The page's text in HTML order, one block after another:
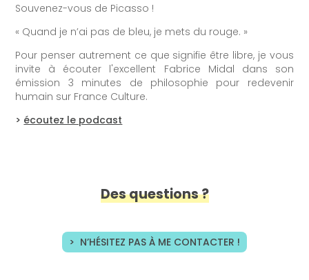
Souvenez-vous de Picasso !
« Quand je n’ai pas de bleu, je mets du rouge. »
Pour penser autrement ce que signifie être libre, je vous
invite à écouter l'excellent Fabrice Midal dans son
émission 3 minutes de philosophie pour redevenir
humain sur France Culture.
> écoutez le podcast
Des questions ?
> N’HÉSITEZ PAS À ME CONTACTER !